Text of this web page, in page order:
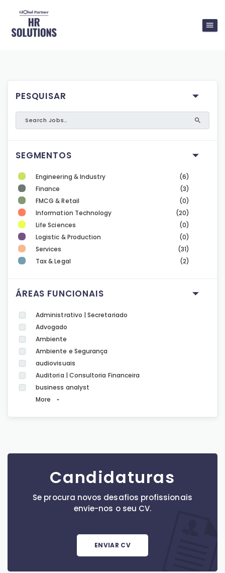
PESQUISAR
SEGMENTOS
Engineering & Industry
(6)
Finance
(3)
FMCG & Retail
(0)
Information Technology
(20)
Life Sciences
(0)
Logistic & Production
(0)
Services
(31)
Tax & Legal
(2)
ÁREAS FUNCIONAIS
Administrativo | Secretariado
Advogado
Ambiente
Ambiente e Segurança
audiovisuais
Auditoria | Consultoria Financeira
business analyst
More
Candidaturas
Se procura novos desafios profissionais
envie-nos o seu CV.
ENVIAR CV